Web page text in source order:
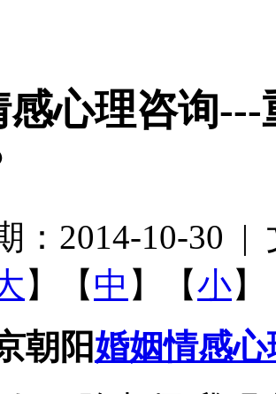
感心理咨询
：2014-10-30
】【 中 】【小】
朝阳婚姻情感